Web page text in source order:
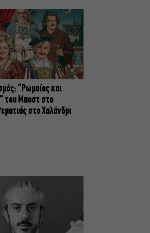
“Ρωμαίος και
του Μποστ στο
στο Χαλάνδρι